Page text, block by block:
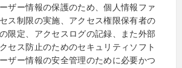
ザー情報の保護のため、個人情報ファ
ス制限の実施、アクセス権限保有者の
限定、アクセスログの記録、また外部
セス防止のためのセキュリティソフト
ザー情報の安全管理のために必要かつ